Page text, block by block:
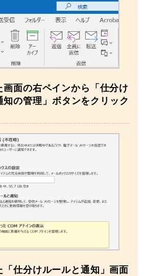
画面の右ペインから「仕分け
知の管理」ボタンをクリック
「仕分けルールと通知」画面